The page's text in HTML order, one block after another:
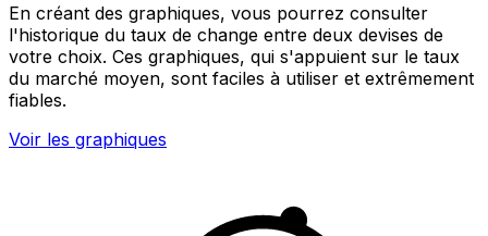
En créant des graphiques, vous pourrez consulter
l'historique du taux de change entre deux devises de
votre choix. Ces graphiques, qui s'appuient sur le taux
du marché moyen, sont faciles à utiliser et extrêmement
fiables.
Voir les graphiques